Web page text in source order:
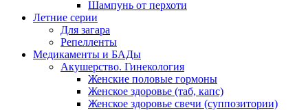
Шампунь от перхоти
Летние серии
Для загара
Репелленты
Медикаменты и БАДы
Акушерство. Гинекология
Женские половые гормоны
Женское здоровье (таб, капс)
Женское здоровье свечи (суппозитории)